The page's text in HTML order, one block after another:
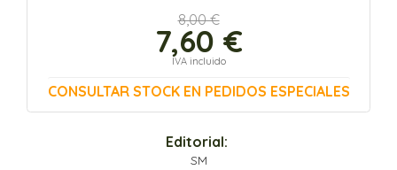
8,00 €
7,60 €
IVA incluido
CONSULTAR STOCK EN PEDIDOS ESPECIALES
Editorial:
SM